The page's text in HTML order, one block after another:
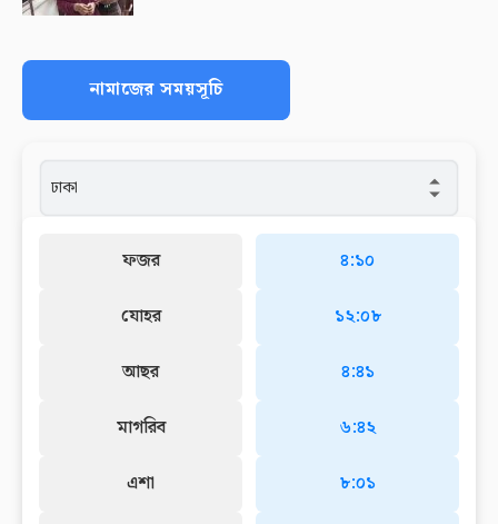
নামাজের সময়সূচি
ফজর
যোহর
আছর
মাগরিব
এশা
৪:১০
১২:০৮
৪:৪১
৬:৪২
৮:০১